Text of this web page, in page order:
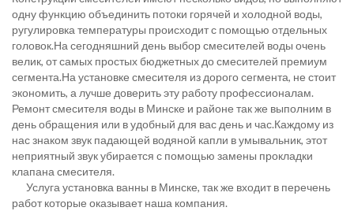
одну функцию объединить потоки горячей и холодной воды,
ругулировка температуры происходит с помощью отдельных
головок.На сегодняшний день выбор смесителей воды очень
велик, от самых простых бюджетных до смесителей премиум
сегмента.На установке смесителя из дорого сегмента, не стоит
экономить, а лучше доверить эту работу профессионалам.
Ремонт смесителя воды в Минске и районе так же выполним в
день обращения или в удобный для вас день и час.Каждому из
нас знаком звук падающей водяной капли в умывальник, этот
неприятный звук убирается с помощью замены прокладки
клапана смесителя.
Услуга установка ванны в Минске, так же входит в перечень
работ которые оказывает наша компания.